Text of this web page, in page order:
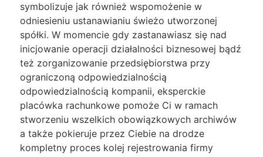
symbolizuje jak również wspomożenie w
odniesieniu ustanawianiu świeżo utworzonej
spółki. W momencie gdy zastanawiasz się nad
inicjowanie operacji działalności biznesowej bądź
też zorganizowanie przedsiębiorstwa przy
ograniczoną odpowiedzialnością
odpowiedzialnością kompanii, eksperckie
placówka rachunkowe pomoże Ci w ramach
stworzeniu wszelkich obowiązkowych archiwów
a także pokieruje przez Ciebie na drodze
kompletny proces kolej rejestrowania firmy